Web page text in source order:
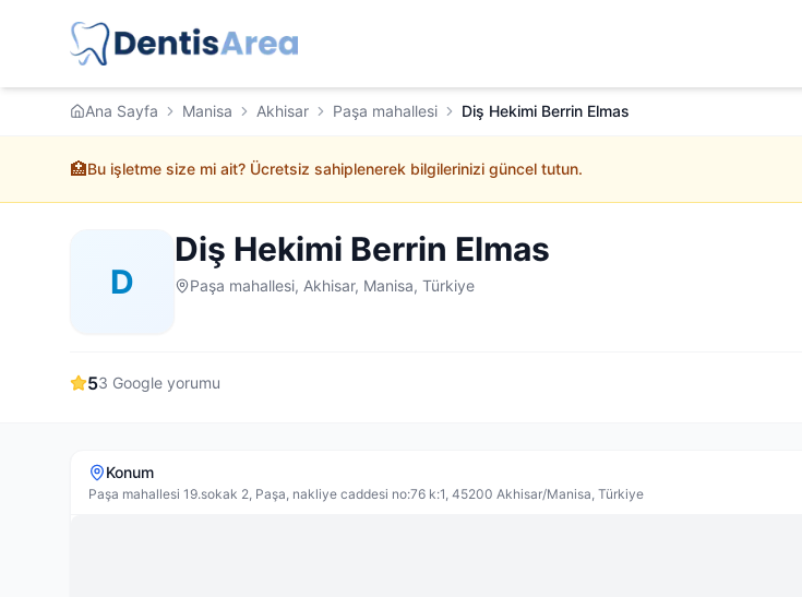
Ana Sayfa Manisa Akhisar Paşa mahallesi Diş Hekimi Berrin Elmas
🏥Bu işletme size mi ait? Ücretsiz sahiplenerek bilgilerinizi güncel tutun.
D
Diş Hekimi Berrin Elmas
Paşa mahallesi, Akhisar, Manisa, Türkiye
53 Google yorumu
Konum
Paşa mahallesi 19.sokak 2, Paşa, nakliye caddesi no:76 k:1, 45200 Akhisar/Manisa, Türkiye